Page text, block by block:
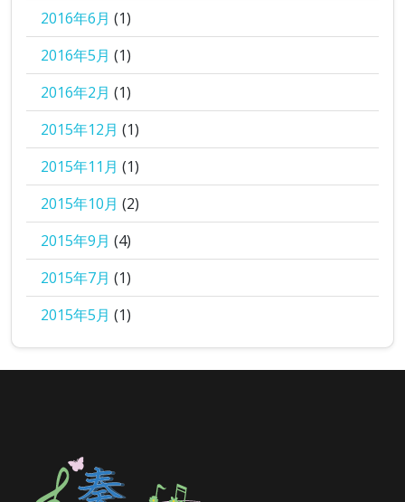
2016年6月 (1)
2016年5月 (1)
2016年2月 (1)
2015年12月 (1)
2015年11月 (1)
2015年10月 (2)
2015年9月 (4)
2015年7月 (1)
2015年5月 (1)